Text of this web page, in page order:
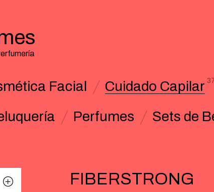
Facial Cuidado Capilar
Perfumes Sets de
FIBERSTRONG